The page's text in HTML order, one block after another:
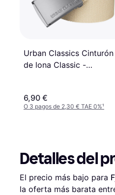
Urban Classics Cinturón
de lona Classic -
6,90 €
O 3 pagos de 2,30 € TAE 0%¹
Detalles del
El precio más bajo para
la oferta más barata